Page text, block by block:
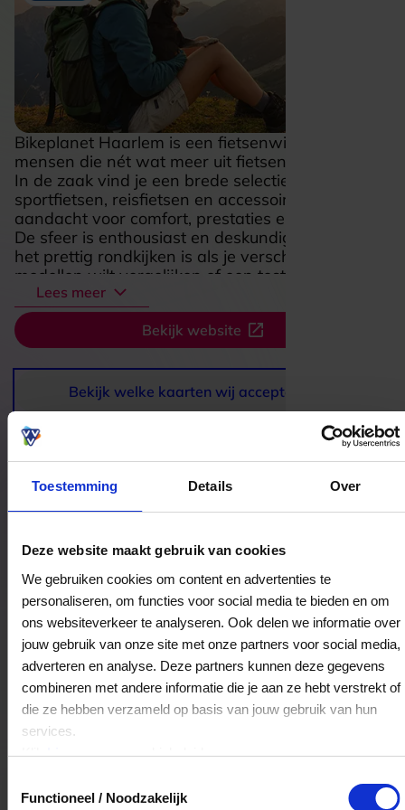
Toestemming Details Over
Deze website maakt gebruik van cookies
We gebruiken cookies om content en advertenties te
personaliseren, om functies voor social media te bieden en om
ons websiteverkeer te analyseren. Ook delen we informatie over
jouw gebruik van onze site met onze partners voor social media,
adverteren en analyse. Deze partners kunnen deze gegevens
combineren met andere informatie die je aan ze hebt verstrekt of
die ze hebben verzameld op basis van jouw gebruik van hun
services.
Klikhiervoor ons cookiebeleid.
Functioneel / Noodzakelijk
Bikeplanet Haarlem is een fietsenwinkel voor
mensen die nét wat meer uit fietsen willen halen.
In de zaak vind je een brede selectie van e-bikes,
sportfietsen, reisfietsen en accessoires, met volop
aandacht voor comfort, prestaties en rijplezier.
De sfeer is enthousiast en deskundig, waardoor
het prettig rondkijken is als je verschillende
modellen wilt vergelijken of een testrit wilt
maken. Ook voor onderhoud en reparaties zit je
hier goed, wat deze plek extra aantrekkelijk
maakt als je zorgeloos wilt blijven fietsen. Of je nu
door de stad rijdt, langere tochten plant of
sportief de weg op wilt, Bikeplanet voelt als een
adres waar fietsliefhebbers zich direct thuis
voelen.
Lees meer
Bekijk website
Bekijk welke kaarten wij accepteren
Bestedingslocaties
Bikeplanet Haarlem
Gierstraat 40-44
2011GE Haarlem
Veelgestelde Vragen
Kan ik het saldo in delen besteden?